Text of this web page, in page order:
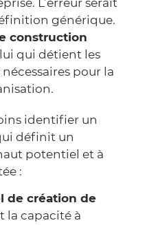
L’erreur serait
générique.
construction
qui détient les
pour la
identifier un
définit un
potentiel et à
:
de création de
la capacité à